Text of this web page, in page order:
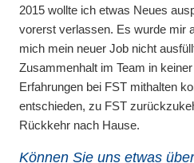
2015 wollte ich etwas Neues
vorerst verlassen. Es wurde mir
mich mein neuer Job nicht
Zusammenhalt im Team in
Erfahrungen bei FST mithalten
entschieden, zu FST
Rückkehr nach Hause.
Können Sie uns etwas